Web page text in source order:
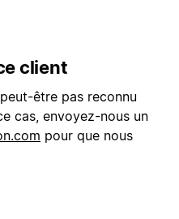
client
être pas reconnu
cas, envoyez-nous un
pour que nous